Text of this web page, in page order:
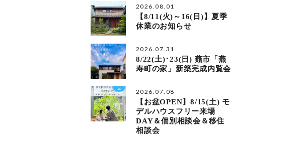
2026.08.01
【8/11(火)～16(日)】夏季
休業のお知らせ
2026.07.31
8/22(土)･23(日) 燕市「燕
寿町の家」新築完成内覧会
2026.07.08
【お盆OPEN】8/15(土) モ
デルハウスフリー来場
DAY＆個別相談会＆移住
相談会